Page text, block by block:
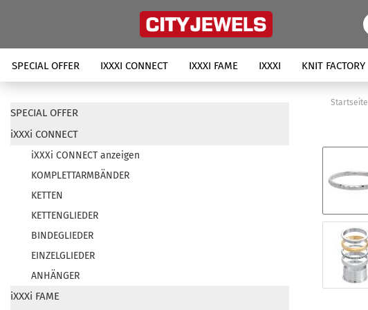
SPECIAL OFFER IXXXI CONNECT IXXXI FAME IXXXI KNIT FACTORY
Startseite
SPECIAL OFFER
iXXXi CONNECT
iXXXi CONNECT anzeigen
KOMPLETTARMBÄNDER
KETTEN
KETTENGLIEDER
BINDEGLIEDER
EINZELGLIEDER
ANHÄNGER
iXXXi FAME